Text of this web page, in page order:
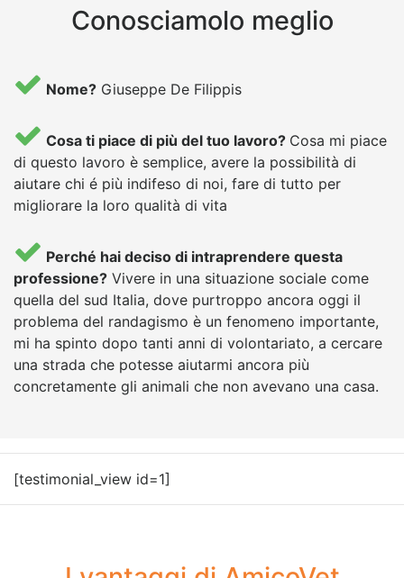
Conosciamolo meglio
Nome? Giuseppe De Filippis
Cosa ti piace di più del tuo lavoro? Cosa mi piace
di questo lavoro è semplice, avere la possibilità di
aiutare chi é più indifeso di noi, fare di tutto per
migliorare la loro qualità di vita
Perché hai deciso di intraprendere questa
professione? Vivere in una situazione sociale come
quella del sud Italia, dove purtroppo ancora oggi il
problema del randagismo è un fenomeno importante,
mi ha spinto dopo tanti anni di volontariato, a cercare
una strada che potesse aiutarmi ancora più
concretamente gli animali che non avevano una casa.
[testimonial_view id=1]